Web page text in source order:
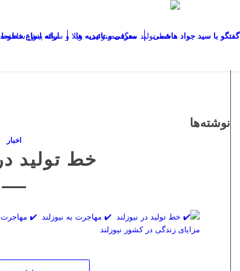
ارائه انواع خطوط معرفی و تائیدیه ها گفتگو با سید جواد هاشمی
نوشته‌ها
اخبار
خط تولید